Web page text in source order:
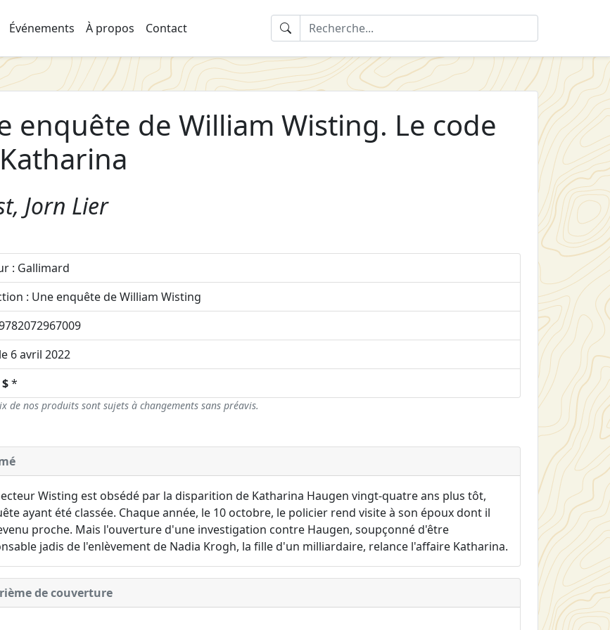
Événements À propos Contact
enquête de William Wisting. Le code
Jorn Lier
: Gallimard
: Une enquête de William Wisting
6 avril 2022
*
de nos produits sont sujets à changements sans préavis.
Wisting est obsédé par la disparition de Katharina Haugen vingt-quatre ans plus tôt,
ayant été classée. Chaque année, le 10 octobre, le policier rend visite à son époux dont il
proche. Mais l'ouverture d'une investigation contre Haugen, soupçonné d'être
jadis de l'enlèvement de Nadia Krogh, la fille d'un milliardaire, relance l'affaire Katharina.
de couverture